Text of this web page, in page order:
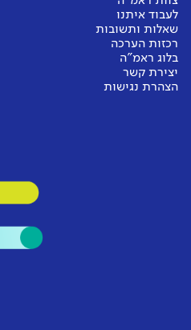
לעבוד איתנו
שאלות ותשובות
רכזות הערכה
בלוג ראמ"ה
יצירת קשר
הצהרת נגישות